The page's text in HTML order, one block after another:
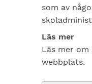
som av
Läs mer
Läs mer om
webbplats.